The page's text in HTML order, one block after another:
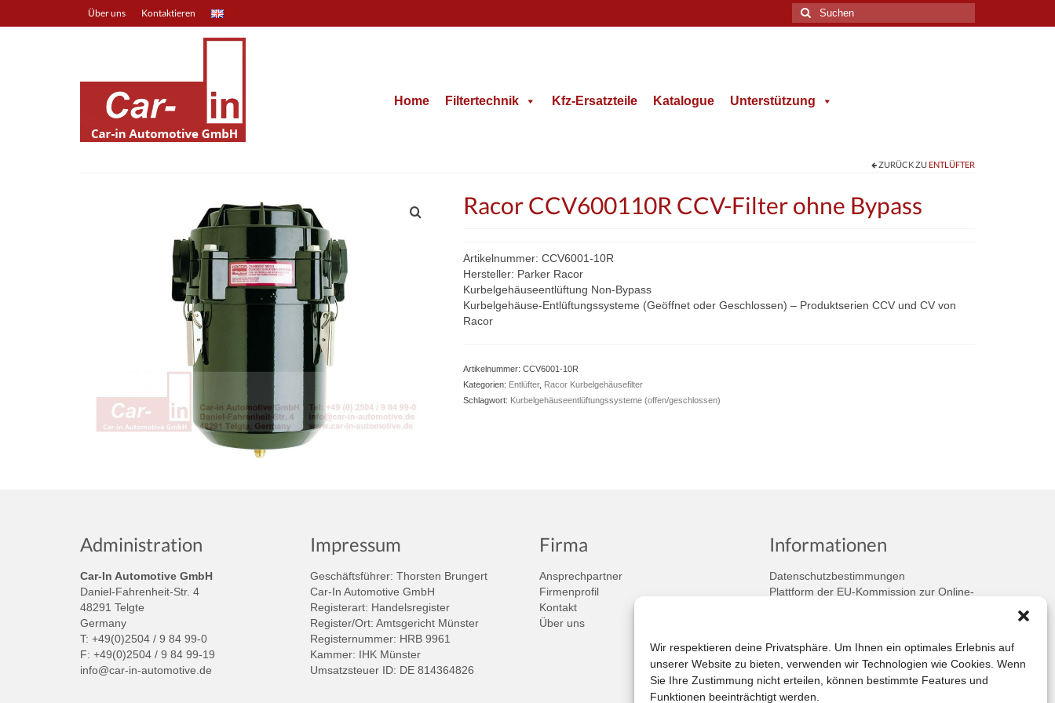
Wir respektieren deine Privatsphäre. Um Ihnen ein optimales Erlebnis auf
unserer Website zu bieten, verwenden wir Technologien wie Cookies. Wenn
Sie Ihre Zustimmung nicht erteilen, können bestimmte Features und
Funktionen beeinträchtigt werden.
Über uns Kontaktieren
Suche
nach:
Home Filtertechnik Kfz-Ersatzteile Katalogue Unterstützung
ZURÜCK ZU ENTLÜFTER
Racor CCV600110R CCV-Filter ohne Bypass
Artikelnummer: CCV6001-10R
Hersteller: Parker Racor
Kurbelgehäuseentlüftung Non-Bypass
Kurbelgehäuse-Entlüftungssysteme (Geöffnet oder Geschlossen) – Produktserien CCV und CV von
Racor
Artikelnummer: CCV6001-10R
Kategorien: Entlüfter, Racor Kurbelgehäusefilter
Schlagwort: Kurbelgehäuseentlüftungssysteme (offen/geschlossen)
Administration
Car-In Automotive GmbH
Daniel-Fahrenheit-Str. 4
48291 Telgte
Germany
T: +49(0)2504 / 9 84 99-0
F: +49(0)2504 / 9 84 99-19
info@car-in-automotive.de
Impressum
Geschäftsführer: Thorsten Brungert
Car-In Automotive GmbH
Registerart: Handelsregister
Register/Ort: Amtsgericht Münster
Registernummer: HRB 9961
Kammer: IHK Münster
Umsatzsteuer ID: DE 814364826
Firma
Ansprechpartner
Firmenprofil
Kontakt
Über uns
Informationen
Datenschutzbestimmungen
Plattform der EU-Kommission zur Online-